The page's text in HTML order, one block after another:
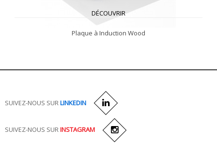
DÉCOUVRIR
Plaque à Induction Wood
SUIVEZ-NOUS SUR LINKEDIN
SUIVEZ-NOUS SURINSTAGRAM